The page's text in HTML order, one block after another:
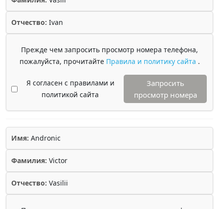
Отчество: Ivan
Прежде чем запросить просмотр номера телефона,
пожалуйста, прочитайте Правила и политику сайта .
Я согласен с правилами и
политикой сайта
Запросить
просмотр номера
Имя: Andronic
Фамилия: Victor
Отчество: Vasilii